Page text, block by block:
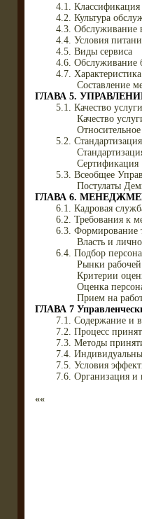
4.1.
4.2. Культура
4.3. Обслуживание
4.4. Условия
4.5. Виды сервиса
4.6. Обслуживание
4.7.
Составление
ГЛАВА 5.
5.1. Качество
Качество
Относительное
5.2.
Сертификация
5.3. Всеобщее
Постулаты
ГЛАВА 6.
6.1. Кадровая
6.2. Требования к
6.3. Формирование
Власть и
6.4. Подбор
Рынки
Критерии
Оценка
Прием на
ГЛАВА 7
7.1. Содержание и
7.2. Процесс
7.3. Методы
7.4.
7.5. Условия
7.6. Организация и
««